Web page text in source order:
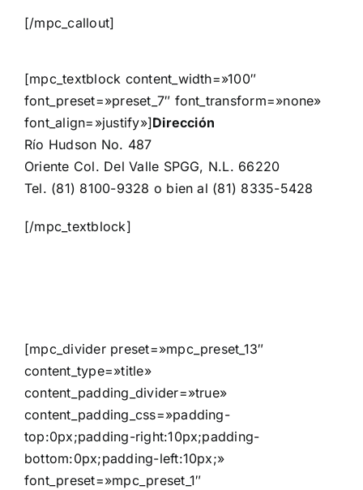
[/mpc_callout]
[mpc_textblock content_width=»100″
font_preset=»preset_7″ font_transform=»none»
font_align=»justify»]Dirección
Río Hudson No. 487
Oriente Col. Del Valle SPGG, N.L. 66220
Tel. (81) 8100-9328 o bien al (81) 8335-5428
[/mpc_textblock]
[mpc_divider preset=»mpc_preset_13″
content_type=»title»
content_padding_divider=»true»
content_padding_css=»padding-
top:0px;padding-right:10px;padding-
bottom:0px;padding-left:10px;»
font_preset=»mpc_preset_1″